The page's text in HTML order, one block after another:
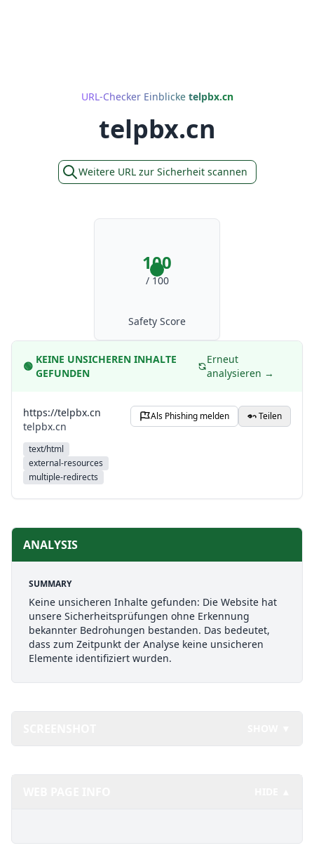
URL-Checker Einblicke telpbx.cn
telpbx.cn
Weitere URL zur Sicherheit scannen
100
/ 100
Safety Score
🟢
KEINE UNSICHEREN INHALTE
GEFUNDEN
Erneut
analysieren →
https://telpbx.cn
telpbx.cn
text/html
external-resources
multiple-redirects
Als Phishing melden Teilen
ANALYSIS
SUMMARY
Keine unsicheren Inhalte gefunden: Die Website hat
unsere Sicherheitsprüfungen ohne Erkennung
bekannter Bedrohungen bestanden. Das bedeutet,
dass zum Zeitpunkt der Analyse keine unsicheren
Elemente identifiziert wurden.